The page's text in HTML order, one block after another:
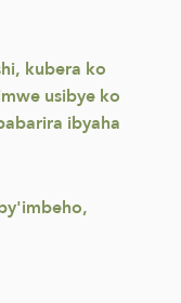
kubera ko
usibye ko
ibyaha